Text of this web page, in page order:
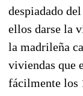
despiadado
ellos darse la
la madrileña
viviendas que
fácilmente los